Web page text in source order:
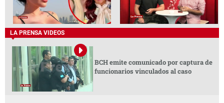
LA PRENSA VIDEOS
BCH emite comunicado por captura de
funcionarios vinculados al caso